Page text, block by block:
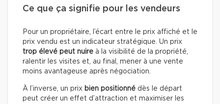
Ce que ça signifie pour les vendeurs
Pour un propriétaire, l’écart entre le prix affiché et le
prix vendu est un indicateur stratégique. Un prix
trop élevé peut nuire à la visibilité de la propriété,
ralentir les visites et, au final, mener à une vente
moins avantageuse après négociation.
À l’inverse, un prix bien positionné dès le départ
peut créer un effet d’attraction et maximiser les